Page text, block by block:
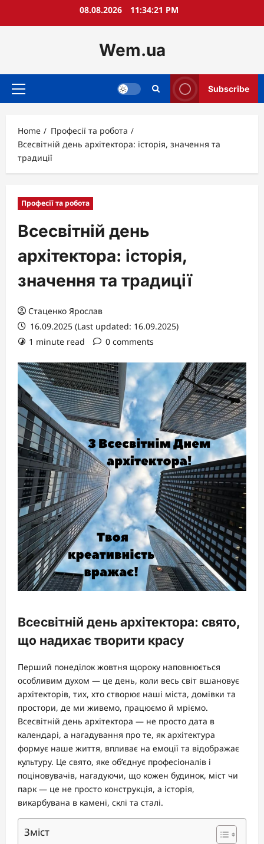
08.08.2026 11:34:22 PM
Wem.ua
Primary
Subscribe
Home
Професії та робота
Всесвітній день архітектора: історія, значення та
традиції
Професії та робота
Всесвітній день
архітектора: історія,
значення та традиції
Стаценко Ярослав
16.09.2025 (Last updated: 16.09.2025)
1 minute read
0 comments
Всесвітній день архітектора: свято,
що надихає творити красу
Перший понеділок жовтня щороку наповнюється
особливим духом — це день, коли весь світ вшановує
архітекторів, тих, хто створює наші міста, домівки та
простори, де ми живемо, працюємо й мріємо.
Всесвітній день архітектора — не просто дата в
календарі, а нагадування про те, як архітектура
формує наше життя, впливає на емоції та відображає
культуру. Це свято, яке об’єднує професіоналів і
поціновувачів, нагадуючи, що кожен будинок, міст чи
парк — це не просто конструкція, а історія,
викарбувана в камені, склі та сталі.
Зміст